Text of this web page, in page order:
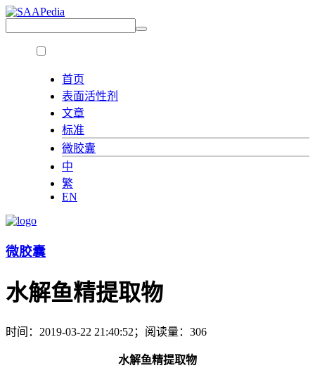
首页
表面活性剂
文章
标准
微胶囊
中
繁
EN
微胶囊
水解鱼精提取物
时间：2019-03-22 21:40:52；阅读量：306
水解鱼精提取物